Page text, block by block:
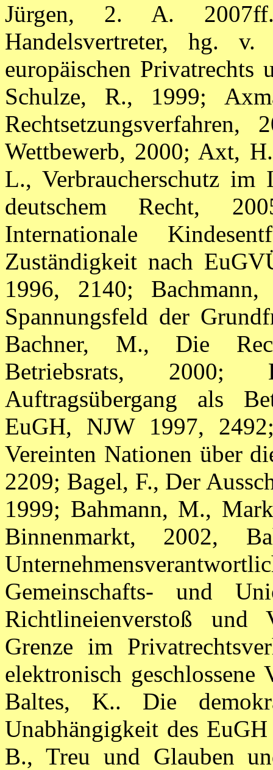
Jürgen, 2. A.
Handelsvertreter, hg.
europäischen Privatrechts
Schulze, R., 1999;
Wettbewerb, 2000; Axt,
L., Verbraucherschutz im
deutschem Recht,
Internationale
Zuständigkeit nach
1996, 2140;
Spannungsfeld der
Bachner, M., Die
Betriebsrats, 2000;
Auftragsübergang als
EuGH, NJW 1997,
Vereinten Nationen über
2209; Bagel, F., Der
1999; Bahmann, M.,
Binnenmarkt, 2002,
Gemeinschafts- und
Richtlineienverstoß und
Grenze im
elektronisch geschlossene
Baltes, K.. Die
Unabhängigkeit des
B., Treu und Glauben